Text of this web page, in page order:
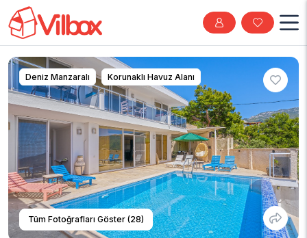
Tüm Fotoğrafları Göster (28)
Deniz Manzaralı Korunaklı Havuz Alanı